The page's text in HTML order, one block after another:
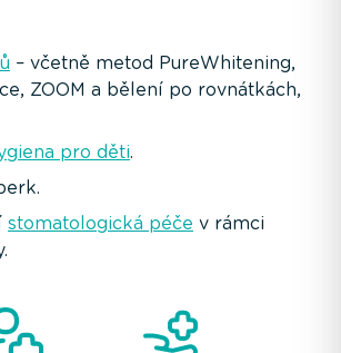
– včetně metod PureWhitening,
ZOOM a bělení po rovnátkách,
pro děti.
stomatologická péče v rámci